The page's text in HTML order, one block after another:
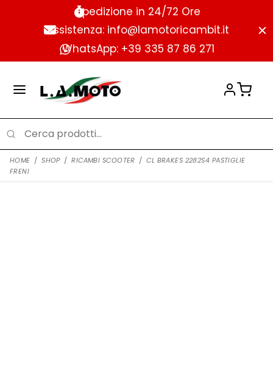
Spedizione in 24/72 Ore
Assistenza: info@lamotoricambit.it
WhatsApp: +39 335 87 86 271
HOME / SHOP / RICAMBI SCOOTER / CL BRAKES 2282S4 PASTIGLIE
FRENI